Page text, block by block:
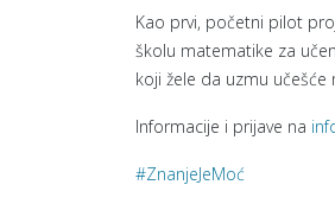
Kao prvi, početni pilot
školu matematike za
koji žele da uzmu
Informacije i prijave na
hashtag
#ZnanjeJeMoć